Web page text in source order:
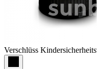
Verschlüss